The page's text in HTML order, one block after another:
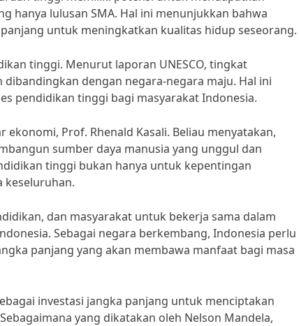
hanya lulusan SMA. Hal ini menunjukkan bahwa
untuk meningkatkan kualitas hidup seseorang.
tinggi. Menurut laporan UNESCO, tingkat
dengan negara-negara maju. Hal ini
pendidikan tinggi bagi masyarakat Indonesia.
Prof. Rhenald Kasali. Beliau menyatakan,
sumber daya manusia yang unggul dan
tinggi bukan hanya untuk kepentingan
keseluruhan.
dan masyarakat untuk bekerja sama dalam
Sebagai negara berkembang, Indonesia perlu
panjang yang akan membawa manfaat bagi masa
investasi jangka panjang untuk menciptakan
yang dikatakan oleh Nelson Mandela,